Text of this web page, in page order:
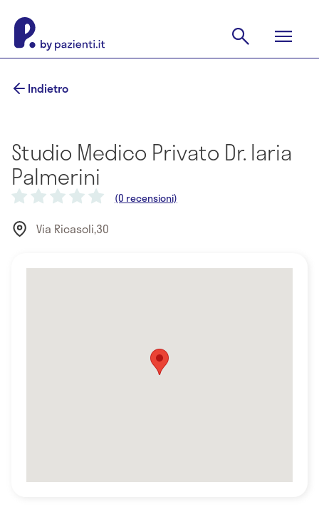
Indietro
Studio Medico Privato Dr. laria
Palmerini
(0 recensioni)
Via Ricasoli,30